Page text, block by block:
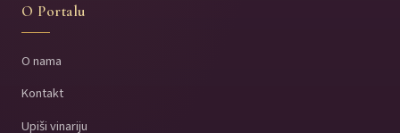
O Portalu
O nama
Kontakt
Upiši vinariju